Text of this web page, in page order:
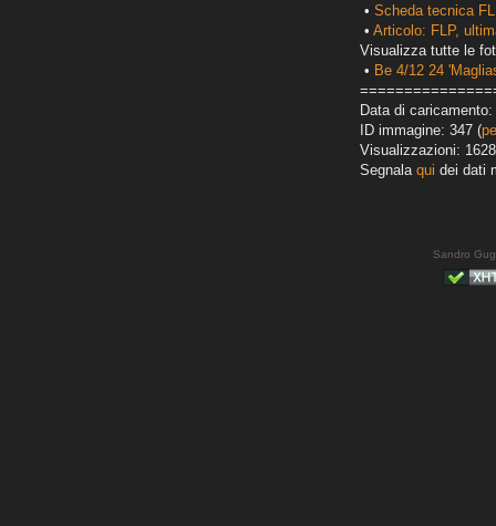
• Scheda tecnica
• Articolo: FLP,
Visualizza tutte le
• Be 4/12 24
Data di
ID immagine: 347 (
Visualizzazioni: 1628
Segnala qui dei dati
Sandro